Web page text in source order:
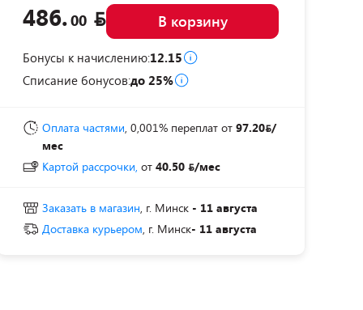
486.00 В корзину
Бонусы к начислению:12.15
Списание бонусов:до 25%
Оплата частями, 0,001% переплат от 97.20 /
мес
Картой рассрочки, от 40.50 /мес
Заказать в магазин, г. Минск - 11 августа
Доставка курьером, г. Минск- 11 августа